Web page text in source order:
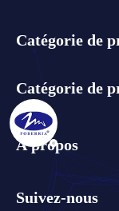
Catégorie de
Catégorie de
À propos
Suivez-nous